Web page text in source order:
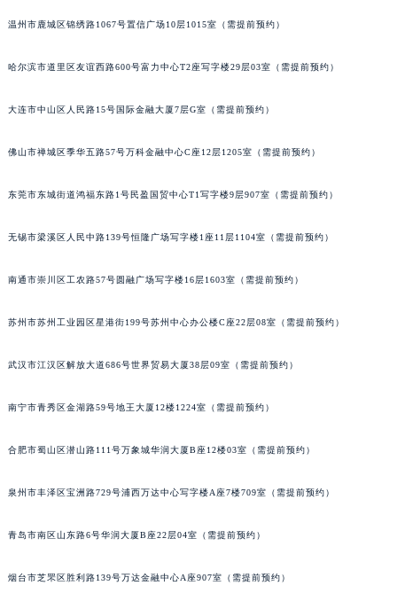
温州市鹿城区锦绣路1067号置信广场10层1015室（需提前预约）
哈尔滨市道里区友谊西路600号富力中心T2座写字楼29层03室（需提前预约）
大连市中山区人民路15号国际金融大厦7层G室（需提前预约）
佛山市禅城区季华五路57号万科金融中心C座12层1205室（需提前预约）
东莞市东城街道鸿福东路1号民盈国贸中心T1写字楼9层907室（需提前预约）
无锡市梁溪区人民中路139号恒隆广场写字楼1座11层1104室（需提前预约）
南通市崇川区工农路57号圆融广场写字楼16层1603室（需提前预约）
苏州市苏州工业园区星港街199号苏州中心办公楼C座22层08室（需提前预约）
武汉市江汉区解放大道686号世界贸易大厦38层09室（需提前预约）
南宁市青秀区金湖路59号地王大厦12楼1224室（需提前预约）
合肥市蜀山区潜山路111号万象城华润大厦B座12楼03室（需提前预约）
泉州市丰泽区宝洲路729号浦西万达中心写字楼A座7楼709室（需提前预约）
青岛市南区山东路6号华润大厦B座22层04室（需提前预约）
烟台市芝罘区胜利路139号万达金融中心A座907室（需提前预约）